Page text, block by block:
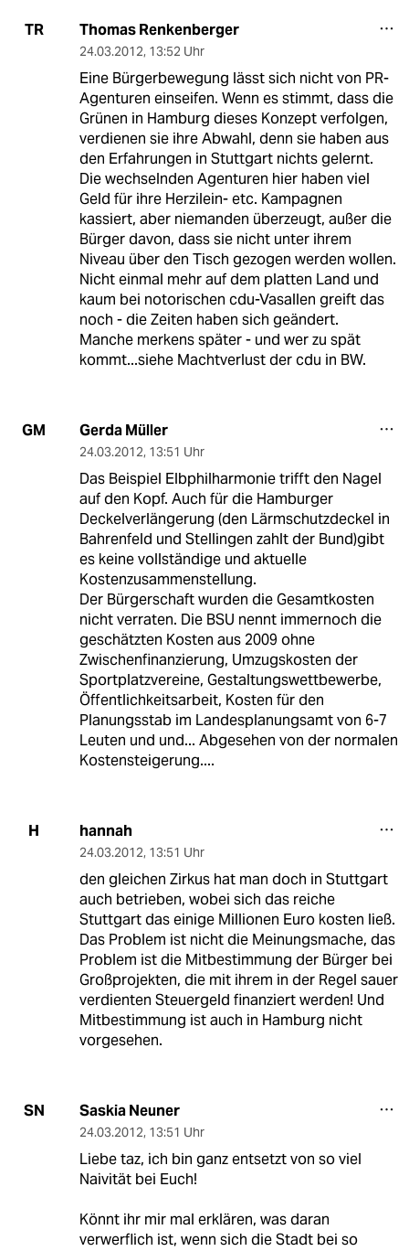
TR Thomas Renkenberger
24.03.2012, 13:52 Uhr
Eine Bürgerbewegung lässt sich nicht von PR-
Agenturen einseifen. Wenn es stimmt, dass die
Grünen in Hamburg dieses Konzept verfolgen,
verdienen sie ihre Abwahl, denn sie haben aus
den Erfahrungen in Stuttgart nichts gelernt.
Die wechselnden Agenturen hier haben viel
Geld für ihre Herzilein- etc. Kampagnen
kassiert, aber niemanden überzeugt, außer die
Bürger davon, dass sie nicht unter ihrem
Niveau über den Tisch gezogen werden wollen.
Nicht einmal mehr auf dem platten Land und
kaum bei notorischen cdu-Vasallen greift das
noch - die Zeiten haben sich geändert.
Manche merkens später - und wer zu spät
kommt...siehe Machtverlust der cdu in BW.
GM Gerda Müller
24.03.2012, 13:51 Uhr
Das Beispiel Elbphilharmonie trifft den Nagel
auf den Kopf. Auch für die Hamburger
Deckelverlängerung (den Lärmschutzdeckel in
Bahrenfeld und Stellingen zahlt der Bund)gibt
es keine vollständige und aktuelle
Kostenzusammenstellung.
Der Bürgerschaft wurden die Gesamtkosten
nicht verraten. Die BSU nennt immernoch die
geschätzten Kosten aus 2009 ohne
Zwischenfinanzierung, Umzugskosten der
Sportplatzvereine, Gestaltungswettbewerbe,
Öffentlichkeitsarbeit, Kosten für den
Planungsstab im Landesplanungsamt von 6-7
Leuten und und... Abgesehen von der normalen
Kostensteigerung....
H hannah
24.03.2012, 13:51 Uhr
den gleichen Zirkus hat man doch in Stuttgart
auch betrieben, wobei sich das reiche
Stuttgart das einige Millionen Euro kosten ließ.
Das Problem ist nicht die Meinungsmache, das
Problem ist die Mitbestimmung der Bürger bei
Großprojekten, die mit ihrem in der Regel sauer
verdienten Steuergeld finanziert werden! Und
Mitbestimmung ist auch in Hamburg nicht
vorgesehen.
SN Saskia Neuner
24.03.2012, 13:51 Uhr
Liebe taz, ich bin ganz entsetzt von so viel
Naivität bei Euch!
Könnt ihr mir mal erklären, was daran
verwerflich ist, wenn sich die Stadt bei so